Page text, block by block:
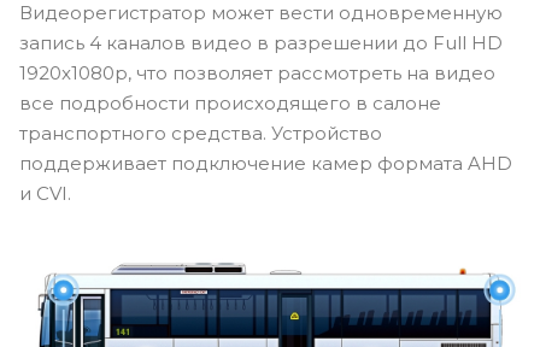
Видеорегистратор может вести одновременную
запись 4 каналов видео в разрешении до Full HD
1920x1080p, что позволяет рассмотреть на видео
все подробности происходящего в салоне
транспортного средства. Устройство
поддерживает подключение камер формата AHD
и CVI.